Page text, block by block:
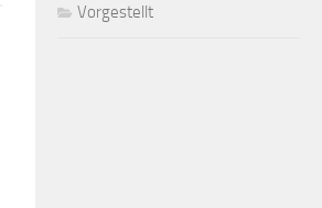
Vorgestellt